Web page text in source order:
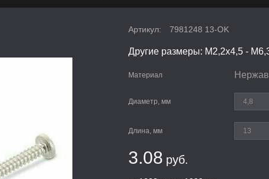
Артикул: 7981248 13-OK
Другие размеры: М2,2х4,5 -
Материал
Диаметр, мм
Длина, мм
3.08 руб.